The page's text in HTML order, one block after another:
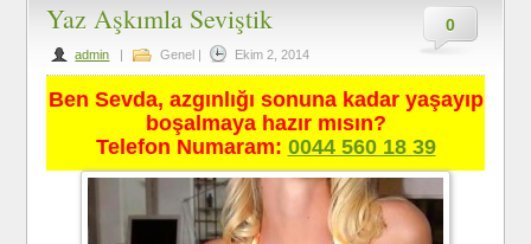
0
Yaz Aşkımla Seviştik
admin | Genel | Ekim 2, 2014
Ben Sevda, azgınlığı sonuna kadar yaşayıp
boşalmaya hazır mısın?
Telefon Numaram: 0044 560 18 39